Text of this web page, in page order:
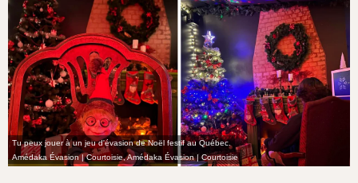
Tu peux jouer à un jeu d'évasion de Noël festif au Québec.
Amédaka Évasion | Courtoisie,Amédaka Évasion | Courtoisie